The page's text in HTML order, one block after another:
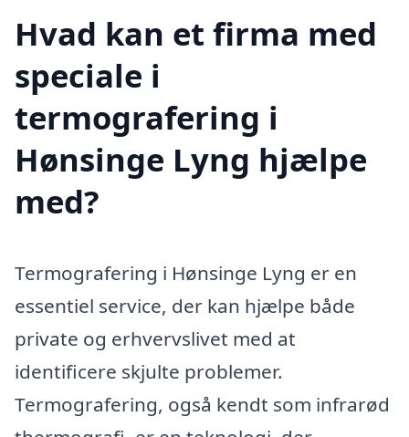
Hvad kan et firma med
speciale i
termografering i
Hønsinge Lyng hjælpe
med?
Termografering i Hønsinge Lyng er en
essentiel service, der kan hjælpe både
private og erhvervslivet med at
identificere skjulte problemer.
Termografering, også kendt som infrarød